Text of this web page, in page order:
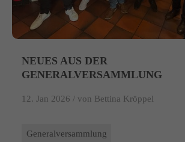
NEUES AUS DER
GENERALVERSAMMLUNG
12. Jan 2026 / von Bettina Kröppel
Generalversammlung